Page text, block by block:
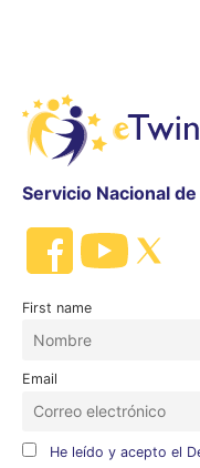
Servicio Nacional
First name
Email
He leído y acepto el